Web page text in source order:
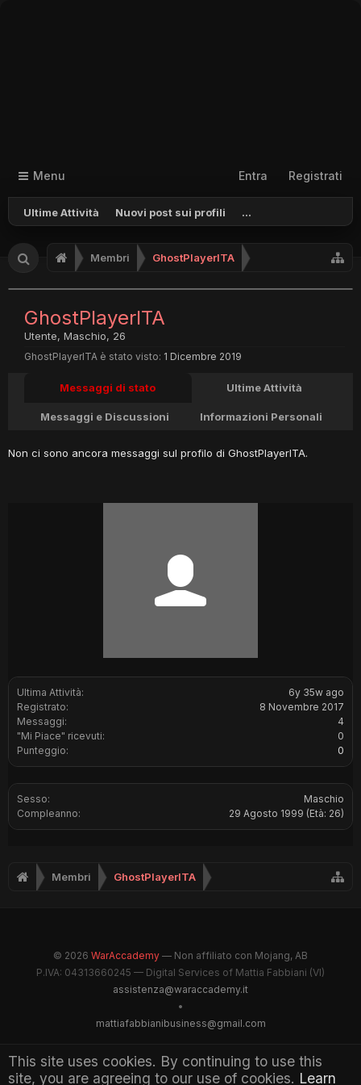
Menu
Ultime Attività Nuovi post sui profili ...
Entra Registrati
Membri GhostPlayerITA
This site uses cookies. By continuing to use this
site, you are agreeing to our use of cookies. Learn
Ultima Attività:
6y 35w ago
Registrato:
8 Novembre 2017
Messaggi:
4
"Mi Piace" ricevuti:
0
Punteggio:
0
Sesso:
Maschio
Compleanno:
29 Agosto 1999 (Età: 26)
GhostPlayerITA
Utente, Maschio, 26
GhostPlayerITA è stato visto: 1 Dicembre 2019
Messaggi di stato Ultime Attività
Messaggi e Discussioni Informazioni Personali
Non ci sono ancora messaggi sul profilo di GhostPlayerITA.
Membri GhostPlayerITA
© 2026 WarAccademy — Non affiliato con Mojang, AB
P.IVA: 04313660245 — Digital Services of Mattia Fabbiani (VI)
assistenza@waraccademy.it
•
mattiafabbianibusiness@gmail.com
@GhostFabbyz
Maintained by WarAccademy Administrators